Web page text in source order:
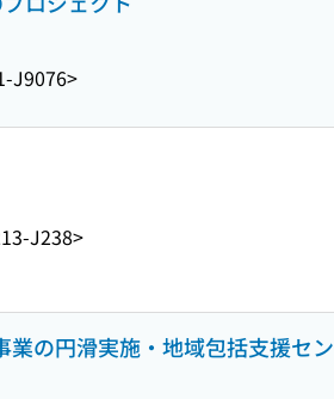
J9076>
J238>
の円滑実施・地域包括支援セ